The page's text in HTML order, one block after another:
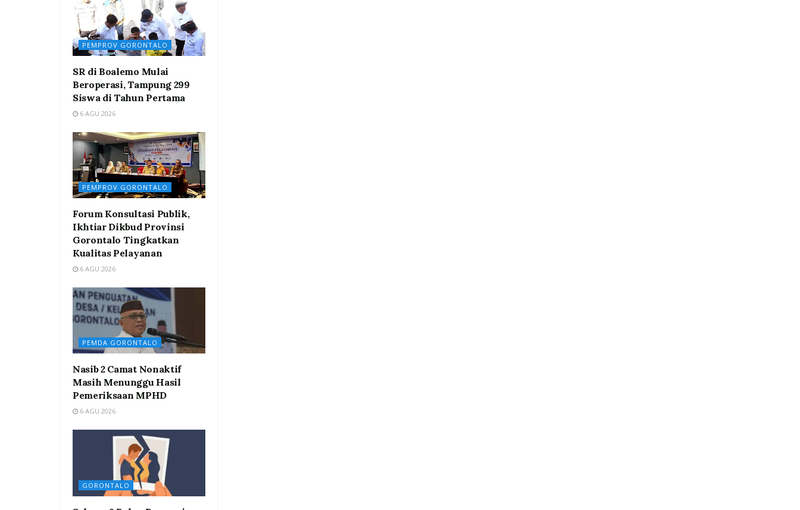
PEMPROV GORONTALO
SR di Boalemo Mulai
Beroperasi, Tampung 299
Siswa di Tahun Pertama
6 AGU 2026
PEMPROV GORONTALO
Forum Konsultasi Publik,
Ikhtiar Dikbud Provinsi
Gorontalo Tingkatkan
Kualitas Pelayanan
6 AGU 2026
PEMDA GORONTALO
Nasib 2 Camat Nonaktif
Masih Menunggu Hasil
Pemeriksaan MPHD
6 AGU 2026
GORONTALO